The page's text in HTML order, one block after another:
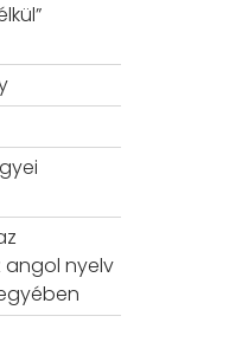
angol nyelv